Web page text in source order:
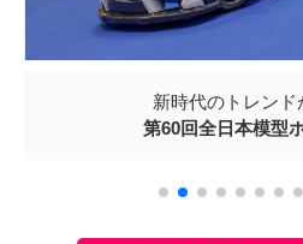
新時代のトレンド
第60回全日本模型